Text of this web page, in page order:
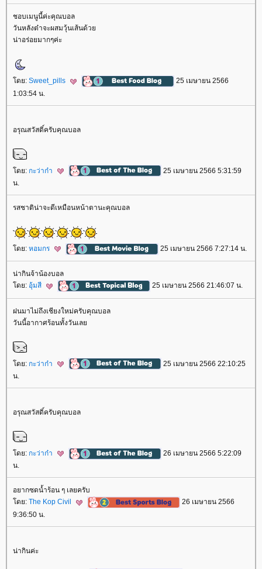
ชอบเมนูนี้ค่ะคุณบอล
วันหลังต๋าจะผสมวุ้นเส้นด้ว
น่าอร่อยมากๆค่ะ
ดย: Sweet_pills
25 เมษายน 2566
1:03:54 น.
อรุณสวัสดิ์ครับคุณบอล
ดย: กะว่าก๋า
25 เมษายน 2566 5:31:59
น.
รสชาติน่าจะดีเหมือนหน้าตานะคุณบอล
ดย: หอมกร 25 เมษายน 2566 7:27:14 น.
น่ากินจ้าน้องบอล
ดย: อุ้มสี 25 เมษายน 2566 21:46:07 น.
ฝนมาไม่ถึงเชียงใหม่ครับคุณบอล
วันนี้อากาศร้อนทั้งวันเล
ดย: กะว่าก๋า
25 เมษายน 2566 22:10:25
น.
อรุณสวัสดิ์ครับคุณบอล
ดย: กะว่าก๋า
26 เมษายน 2566 5:22:09
น.
อยากซดน้ำร้อน ๆ เลยครับ
ดย: The Kop Civil
26 เมษายน 2566
9:36:50 น.
น่ากินค่ะ